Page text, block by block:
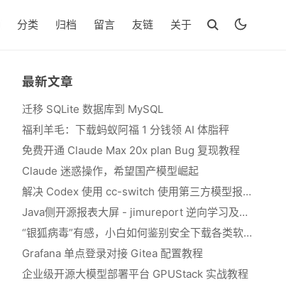
分类 归档 留言 友链 关于
最新文章
迁移 SQLite 数据库到 MySQL
福利羊毛：下载蚂蚁阿福 1 分钱领 AI 体脂秤
免费开通 Claude Max 20x plan Bug 复现教程
Claude 迷惑操作，希望国产模型崛起
解决 Codex 使用 cc-switch 使用第三方模型报错 We&#039;re currently experiencing high demand, which may cause temporary errors.
Java侧开源报表大屏 - jimureport 逆向学习及二开思路
“银狐病毒”有感，小白如何鉴别安全下载各类软件
Grafana 单点登录对接 Gitea 配置教程
企业级开源大模型部署平台 GPUStack 实战教程